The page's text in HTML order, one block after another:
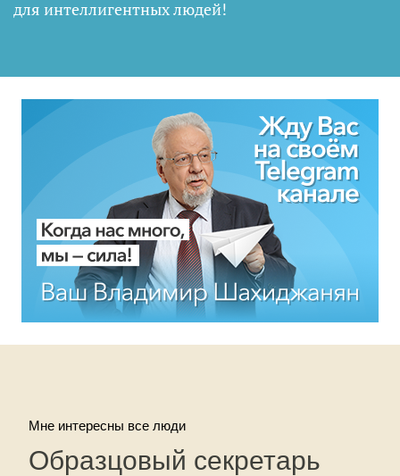
для интеллигентных людей!
Мне интересны все люди
Образцовый секретарь